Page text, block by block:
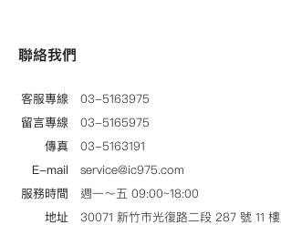
聯絡我們
客服專線
03-5163975
留言專線
03-5165975
傳真
03-5163191
E-mail
service@ic975.com
服務時間
週一～五 09:00~18:00
地址
30071 新竹市光復路二段 287 號 11